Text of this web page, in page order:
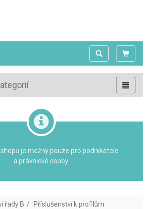
shopu je možný pouze pro podnikatele
a právnické osoby.
řady B
Příslušenství k profilům